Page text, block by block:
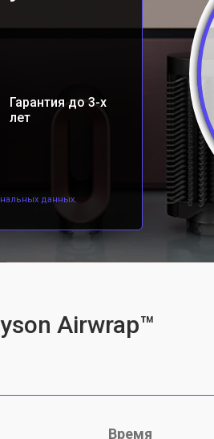
Гарантия до 3-х
лет
данных.
Airwrap™
Время